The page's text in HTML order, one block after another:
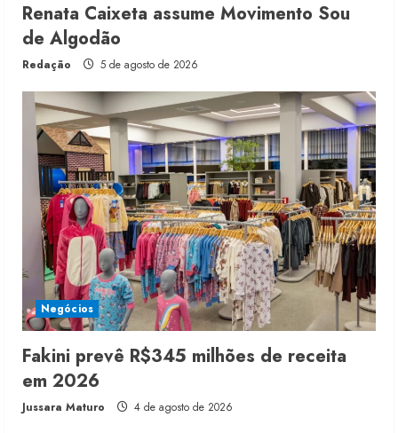
Renata Caixeta assume Movimento Sou
de Algodão
Redação 5 de agosto de 2026
Negócios
Fakini prevê R$345 milhões de receita
em 2026
Jussara Maturo 4 de agosto de 2026